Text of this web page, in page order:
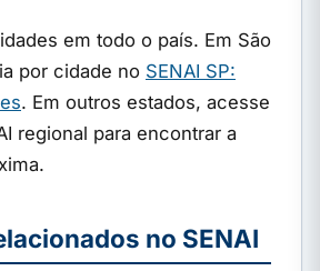
em todo o país. Em São
por cidade no SENAI SP:
. Em outros estados, acesse
regional para encontrar a
no SENAI